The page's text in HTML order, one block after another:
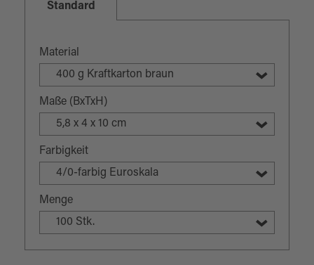
Standard
Material
400 g Kraftkarton braun
Maße (BxTxH)
5,8 x 4 x 10 cm
Farbigkeit
4/0-farbig Euroskala
Menge
100 Stk.